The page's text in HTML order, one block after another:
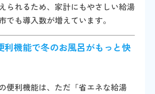
られるため、家計にもやさしい給湯
でも導入数が増えています。
機能で冬のお風呂がもっと快
便利機能は、ただ「省エネな給湯